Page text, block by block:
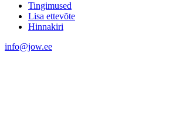
Tingimused
Lisa ettevõte
Hinnakiri
info@jow.ee